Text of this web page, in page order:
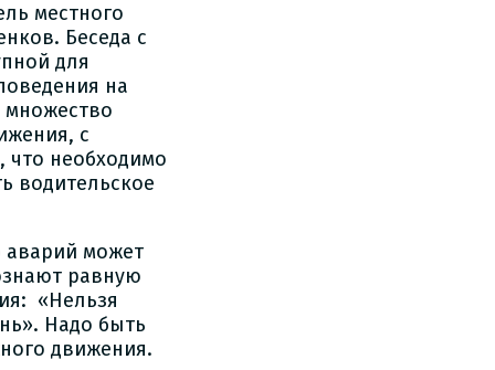
местного
Беседа с
для
на
множество
с
необходимо
водительское
аварий может
равную
«Нельзя
Надо быть
движения.